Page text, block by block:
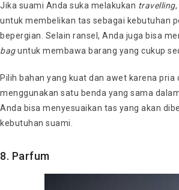
Jika suami Anda suka melakukan travelling,
untuk membelikan tas sebagai kebutuhan
bepergian. Selain ransel, Anda juga bisa
baguntuk membawa barang yang cukup
Pilih bahan yang kuat dan awet karena pria
menggunakan satu benda yang sama
Anda bisa menyesuaikan tas yang akan
kebutuhan suami.
8. Parfum